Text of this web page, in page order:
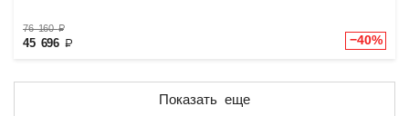
76 160₽
45 696 ₽ −40%
Показать еще